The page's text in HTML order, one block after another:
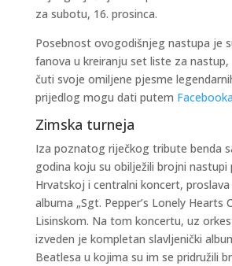
za subotu, 16. prosinca.
Posebnost ovogodišnjeg nastupa je
fanova u kreiranju set liste za nastup,
čuti svoje omiljene pjesme
prijedlog mogu dati putem Facebooka
Zimska turneja
Iza poznatog riječkog tribute benda
godina koju su obilježili brojni nastupi
Hrvatskoj i centralni koncert,
albuma „Sgt. Pepper’s Lonely Hearts
Lisinskom. Na tom koncertu, uz
izveden je kompletan slavljenički
Beatlesa u kojima su im se pridružili